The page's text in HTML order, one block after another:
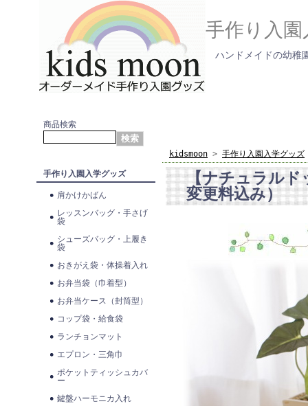
手作り入
ハンドメイドの幼稚
商品検索
手作り入園入学グッズ
肩かけかばん
レッスンバッグ・手さげ
袋
シューズバッグ・上履き
袋
おきがえ袋・体操着入れ
お弁当袋（巾着型）
お弁当ケース（封筒型）
コップ袋・給食袋
ランチョンマット
エプロン・三角巾
ポケットティッシュカバ
ー
鍵盤ハーモニカ入れ
kidsmoon > 手作り入園入学グッズ
【ナチュラル
変更料込み）